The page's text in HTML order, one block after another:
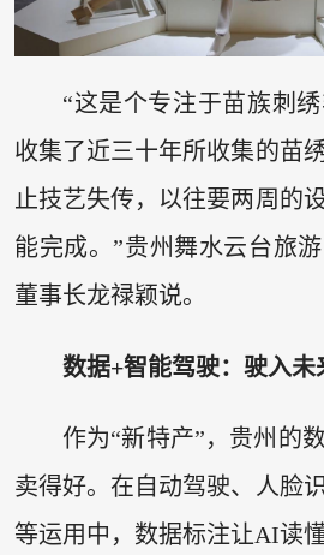
“这是个专注于苗族刺
收集了近三十年所收集的苗
止技艺失传，以往要两周的
能完成。”贵州舞水云台旅
董事长龙禄颖说。
数据+智能驾驶：驶入未
作为“新特产”，贵州的
卖得好。在自动驾驶、人脸
等运用中，数据标注让AI读